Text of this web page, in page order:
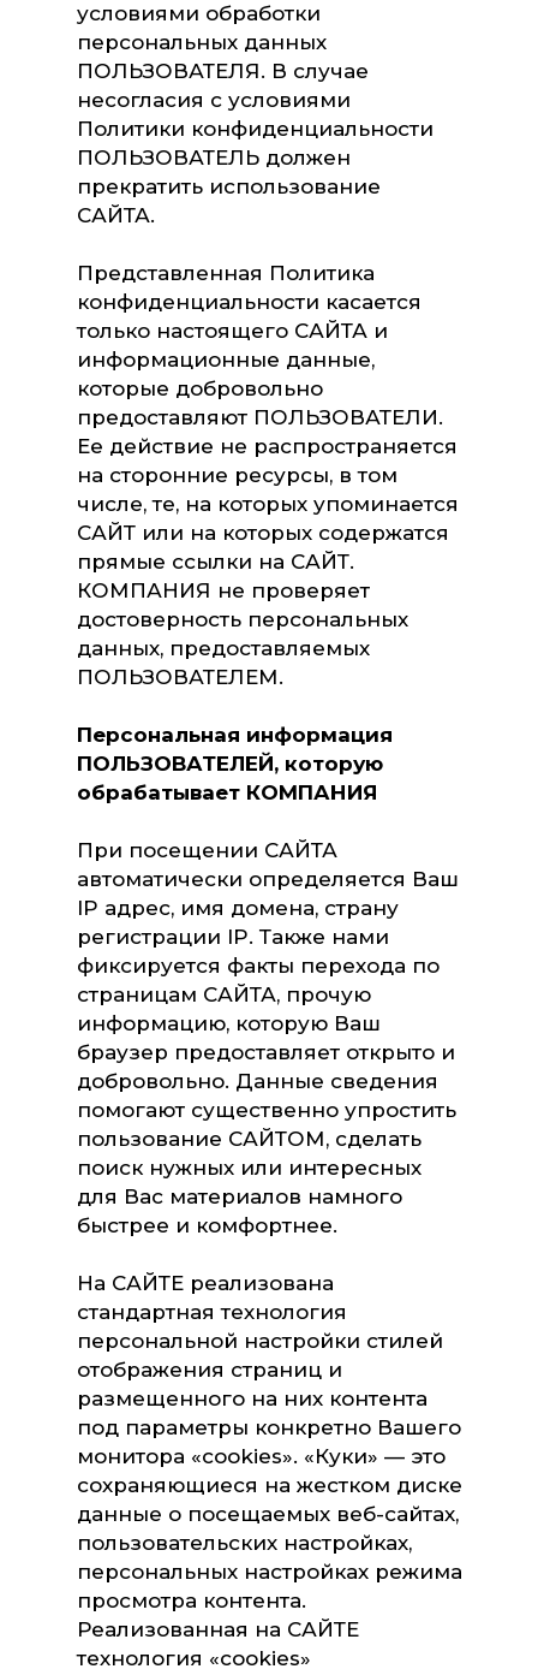
условиями обработки
персональных данных
ПОЛЬЗОВАТЕЛЯ. В случае
несогласия с условиями
Политики конфиденциальности
ПОЛЬЗОВАТЕЛЬ должен
прекратить использование
САЙТА.
Представленная Политика
конфиденциальности касается
только настоящего САЙТА и
информационные данные,
которые добровольно
предоставляют ПОЛЬЗОВАТЕЛИ.
Ее действие не распространяется
на сторонние ресурсы, в том
числе, те, на которых упоминается
САЙТ или на которых содержатся
прямые ссылки на САЙТ.
КОМПАНИЯ не проверяет
достоверность персональных
данных, предоставляемых
ПОЛЬЗОВАТЕЛЕМ.
Персональная информация
ПОЛЬЗОВАТЕЛЕЙ, которую
обрабатывает КОМПАНИЯ
При посещении САЙТА
автоматически определяется Ваш
IP адрес, имя домена, страну
регистрации IP. Также нами
фиксируется факты перехода по
страницам САЙТА, прочую
информацию, которую Ваш
браузер предоставляет открыто и
добровольно. Данные сведения
помогают существенно упростить
пользование САЙТОМ, сделать
поиск нужных или интересных
для Вас материалов намного
быстрее и комфортнее.
На САЙТЕ реализована
стандартная технология
персональной настройки стилей
отображения страниц и
размещенного на них контента
под параметры конкретно Вашего
монитора «cookies». «Куки» — это
сохраняющиеся на жестком диске
данные о посещаемых веб-сайтах,
пользовательских настройках,
персональных настройках режима
просмотра контента.
Реализованная на САЙТЕ
технология «cookies»